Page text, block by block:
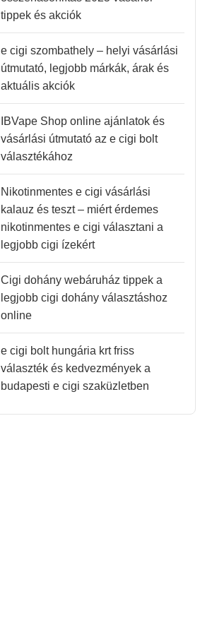
tippek és akciók
e cigi szombathely – helyi vásárlási
útmutató, legjobb márkák, árak és
aktuális akciók
IBVape Shop online ajánlatok és
vásárlási útmutató az e cigi bolt
választékához
Nikotinmentes e cigi vásárlási
kalauz és teszt – miért érdemes
nikotinmentes e cigi választani a
legjobb cigi ízekért
Cigi dohány webáruház tippek a
legjobb cigi dohány választáshoz
online
e cigi bolt hungária krt friss
választék és kedvezmények a
budapesti e cigi szaküzletben